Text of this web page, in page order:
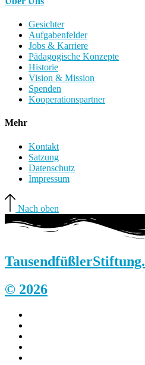
Gesichter
Aufgabenfelder
Jobs & Karriere
Pädagogische Konzepte
Historie
Vision & Mission
Spenden
Kooperationspartner
Mehr
Kontakt
Satzung
Datenschutz
Impressum
Nach oben
TausendfüßlerStiftung.
© 2026